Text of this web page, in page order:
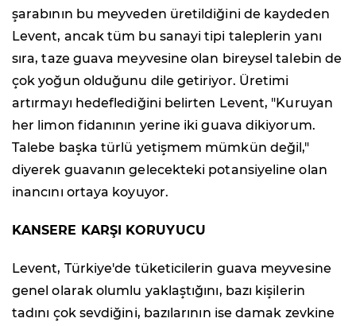
şarabının bu meyveden üretildiğini de kaydeden
Levent, ancak tüm bu sanayi tipi taleplerin yanı
sıra, taze guava meyvesine olan bireysel talebin de
çok yoğun olduğunu dile getiriyor. Üretimi
artırmayı hedeflediğini belirten Levent, "Kuruyan
her limon fidanının yerine iki guava dikiyorum.
Talebe başka türlü yetişmem mümkün değil,"
diyerek guavanın gelecekteki potansiyeline olan
inancını ortaya koyuyor.
KANSERE KARŞI KORUYUCU
Levent, Türkiye'de tüketicilerin guava meyvesine
genel olarak olumlu yaklaştığını, bazı kişilerin
tadını çok sevdiğini, bazılarının ise damak zevkine